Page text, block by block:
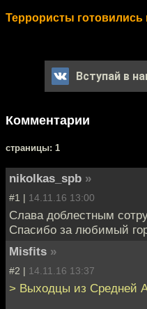
Террористы
Вступай в
Комментарии
cтраницы: 1
nikolkas_spb »
#1 | 14.11.16 13:00
Слава доблестным
Спасибо за любимый
Misfits »
#2 | 14.11.16 13:37
> Выходцы из Средней